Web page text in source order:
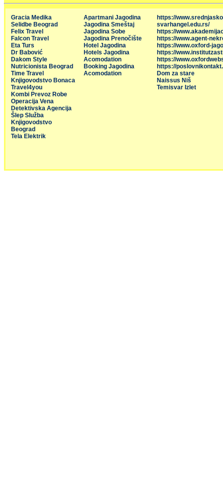
Gracia Medika
Selidbe Beograd
Felix Travel
Falcon Travel
Eta Turs
Dr Babović
Dakom Style
Nutricionista Beograd
Time Travel
Knjigovodstvo Bonaca
Travel4you
Kombi Prevoz Robe
Operacija Vena
Detektivska Agencija
Šlep Služba
Knjigovodstvo
Beograd
Tela Elektrik
Apartmani Jagodina
Jagodina Smeštaj
Jagodina Sobe
Jagodina Prenočište
Hotel Jagodina
Hotels Jagodina
Acomodation
Booking Jagodina
Acomodation
https://
svarhangel.edu.rs/
https://
https://www.agent-
https://www.oxford-
https://
https://
https://
Dom za stare
Naissus Niš
Temisvar Izlet